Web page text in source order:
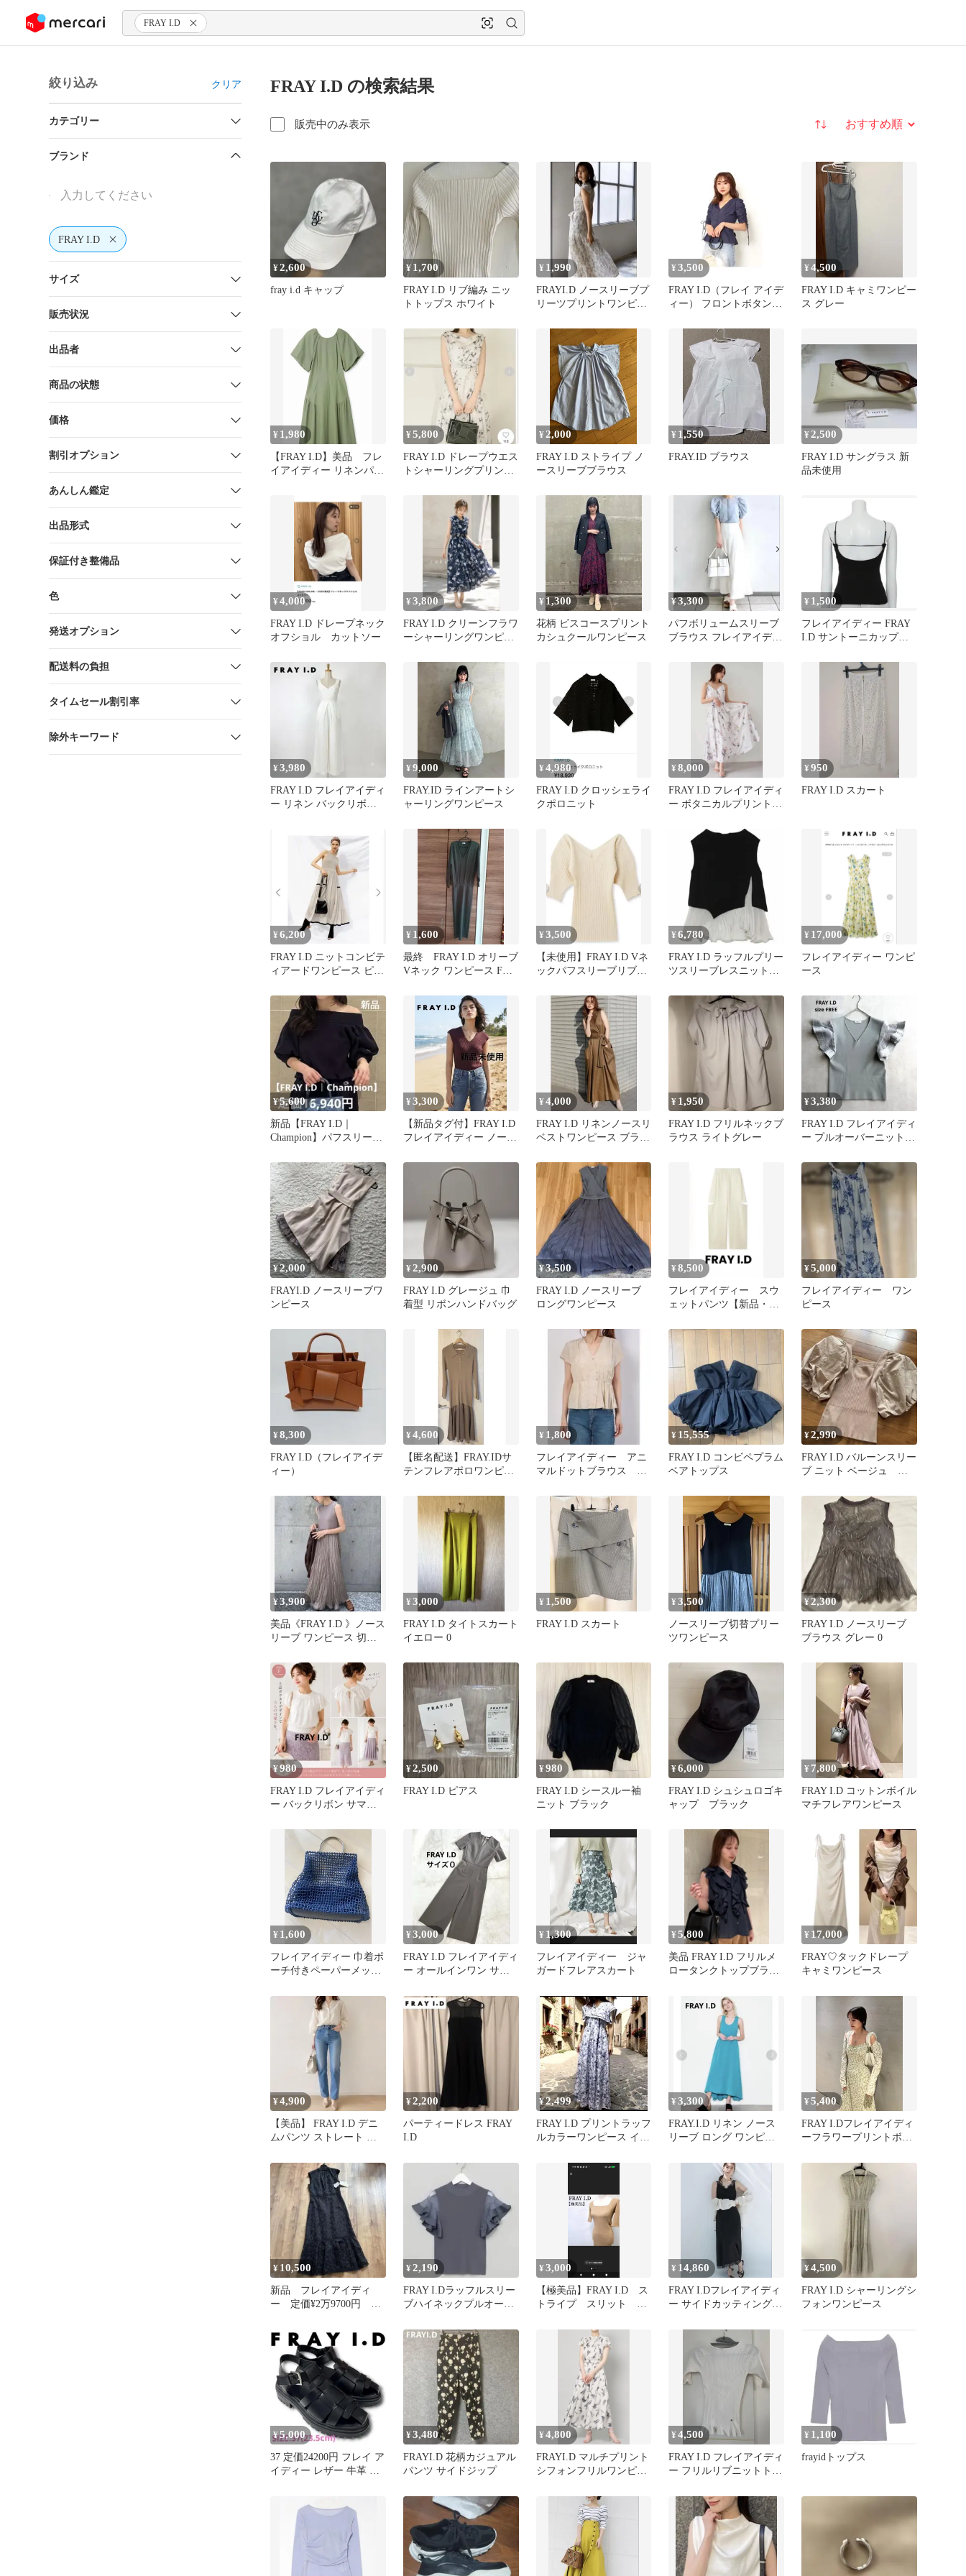
ツにスキップ FRAY I.D
絞り込み クリア
カテゴリー
ブランド
FRAY I.D
サイズ
販売状況
出品者
商品の状態
価格
割引オプション
あんしん鑑定
出品形式
保証付き整備品
色
発送オプション
配送料の負担
タイムセール割引率
除外キーワード
FRAY I.D の検索結果
販売中のみ表示 並び替え
¥2,600
fray i.d キャップ
¥ 1,700
FRAY I.D リブ編み ニッ
トトップス ホワイト
¥ 1,990
FRAYI.D ノースリーブプ
リーツプリントワンピー
¥ 3,500
FRAY I.D（フレイ アイデ
ィー） フロントボタンブ
¥4,500
FRAY I.D キャミワンピー
ス グレー
¥ 1,980
【FRAY I.D】美品 フレ
イアイディー リネンパフ
¥5,800
FRAY I.D ドレープウエス
トシャーリングプリント
¥ 2,000
FRAY I.D ストライプ ノ
ースリーブブラウス
¥ 1,550
FRAY.ID ブラウス
¥ 2,500
FRAY I.D サングラス 新
品未使用
¥4,000
FRAY I.D ドレープネック
オフショル カットソー
¥3,800
FRAY I.D クリーンフラワ
ーシャーリングワンピー
¥1,300
花柄 ビスコースプリント
カシュクールワンピース
¥3,300
パフボリュームスリーブ
ブラウス フレイアイディ
¥ 1,500
フレイアイディー FRAY
I.D サントーニカップイ
¥3,980
FRAY I.D フレイアイディ
ー リネン バックリボン
¥9,000
FRAY.ID ラインアートシ
ャーリングワンピース
¥4,980
FRAY I.D クロッシェライ
クポロニット
¥8,000
FRAY I.D フレイアイディ
ー ボタニカルプリントキ
¥950
FRAY I.D スカート
¥ 6,200
FRAY I.D ニットコンビテ
ィアードワンピース ピン
¥ 1,600
最終 FRAY I.D オリーブ
Vネック ワンピース Fサ
¥3,500
【未使用】FRAY I.D Vネ
ックパフスリーブリブプ
¥6,780
FRAY I.D ラッフルプリー
ツスリーブレスニット
ィー
¥ 17,000
フレイアイディー ワンピ
ース
¥5,600
新品【FRAY I.D｜
Champion】パフスリーブ
¥3,300
【新品タグ付】FRAY I.D
フレイアイディー ノース
¥4,000
FRAY I.D リネンノースリ
ベストワンピース ブラウ
¥ 1,950
FRAY I.D フリルネックブ
ラウス ライトグレー
¥3,380
FRAY I.D フレイアイディ
ー プルオーバーニット半
¥2,000
FRAYI.D ノースリーブワ
ンピース
¥2,900
FRAY I.D グレージュ 巾
着型 リボンハンドバッグ
¥3,500
FRAY I.D ノースリーブ
ロングワンピース
¥8,500
フレイアイディー スウ
ェットパンツ【新品・未
¥5,000
フレイアイディー ワン
ピース
¥8,300
FRAY I.D（フレイアイデ
ィー）
¥4,600
【匿名配送】FRAY.IDサ
テンフレアポロワンピー
勝ち！
¥ 1,800
フレイアイディー アニ
マルドットブラウス サ
¥ 15,555
FRAY I.D コンビペプラム
ベアトップス
¥2,990
FRAY I.D バルーンスリー
ブ ニット ベージュ ス
¥3,900
美品《FRAY I.D 》ノース
リーブ ワンピース 切替
¥3,000
FRAY I.D タイトスカート
イエロー 0
¥ 1,500
FRAY I.D スカート
¥3,500
ノースリーブ切替プリー
ツワンピース
¥2,300
FRAY I.D ノースリーブ
ブラウス グレー 0
¥980
FRAY I.D フレイアイディ
ー バックリボン サマー
¥2,500
FRAY I.D ピアス
¥980
FRAY I.D シースルー袖
ニット ブラック
¥6,000
FRAY I.D シュシュロゴキ
ャップ ブラック
¥ 7,800
FRAY I.D コットンボイル
マチフレアワンピース
¥ 1,600
フレイアイディー 巾着ポ
ーチ付きペーパーメッシ
¥3,000
FRAY I.D フレイアイディ
ー オールインワン サロ
0
¥ 1,300
フレイアイディー ジャ
ガードフレアスカート
¥5,800
美品 FRAY I.D フリルメ
ロータンクトップブラウ
¥ 17,000
FRAY♡タックドレープ
キャミワンピース
¥4,900
【美品】 FRAY I.D デニ
ムパンツ ストレート サ
¥2,200
パーティードレス FRAY
I.D
¥2,499
FRAY I.D プリントラッフ
ルカラーワンピース イン
¥ 3,300
FRAY.I.D リネン ノース
リーブ ロング ワンピー
¥5,400
FRAY I.Dフレイアイディ
ーフラワープリントボレ
ス
¥ 10,500
新品 フレイアイディ
ー 定価¥2万9700円 オ
ス
¥2,190
FRAY I.Dラッフルスリー
ブハイネックプルオーバ
¥3,000
【極美品】FRAY I.D ス
トライプ スリット ニ
¥ 14,860
FRAY I.Dフレイアイディ
ー サイドカッティングレ
ース
¥4,500
FRAY I.D シャーリングシ
フォンワンピース
¥5,000
37 定価24200円 フレイ ア
イディー レザー 牛革 グ
¥3,480
FRAYI.D 花柄カジュアル
パンツ サイドジップ
¥4,800
FRAYI.D マルチプリント
シフォンフリルワンピー
¥4,500
FRAY I.D フレイアイディ
ー フリルリブニットトッ
¥ 1,100
frayidトップス